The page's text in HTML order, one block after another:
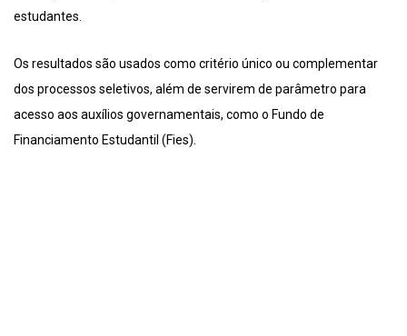
estudantes.
Os resultados são usados como critério único ou complementar
dos processos seletivos, além de servirem de parâmetro para
acesso aos auxílios governamentais, como o Fundo de
Financiamento Estudantil (Fies).